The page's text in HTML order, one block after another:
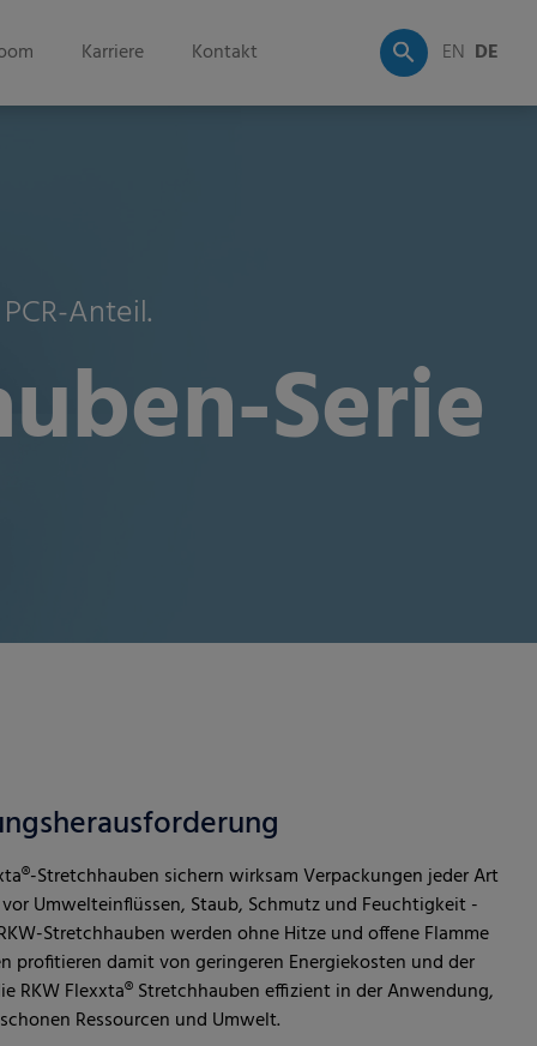
Karriere Kontakt EN DE
Anteil.
Serie
Stretchhauben sichern wirksam Verpackungen jeder Art
Umwelteinflüssen, Staub, Schmutz und Feuchtigkeit -
Stretchhauben werden ohne Hitze und offene Flamme
profitieren damit von geringeren Energiekosten und der
RKW Flexxta® Stretchhauben effizient in der Anwendung,
Ressourcen und Umwelt.